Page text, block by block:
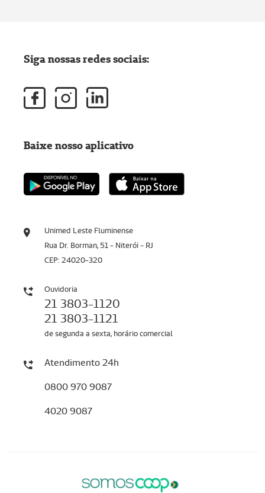
Unimed Leste Fluminense
Rua Dr. Borman, 51 - Niterói - RJ
CEP: 24020-320
Ouvidoria
21 3803-1120
21 3803-1121
de segunda a sexta, horário comercial
Atendimento 24h
0800 970 9087
4020 9087
Siga nossas redes sociais:
Baixe nosso aplicativo